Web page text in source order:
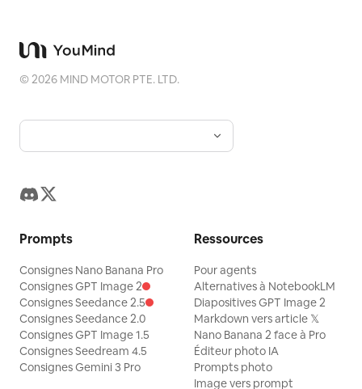
©2026 MIND MOTOR PTE. LTD.
Prompts
Consignes Nano Banana Pro
Consignes GPT Image 2
Consignes Seedance 2.5
Consignes Seedance 2.0
Consignes GPT Image 1.5
Consignes Seedream 4.5
Consignes Gemini 3 Pro
Ressources
Pour agents
Alternatives à NotebookLM
Diapositives GPT Image 2
Markdown vers article 𝕏
Nano Banana 2 face à Pro
Éditeur photo IA
Prompts photo
Image vers prompt